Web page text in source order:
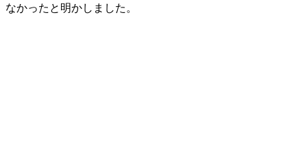
なかったと明かしました。